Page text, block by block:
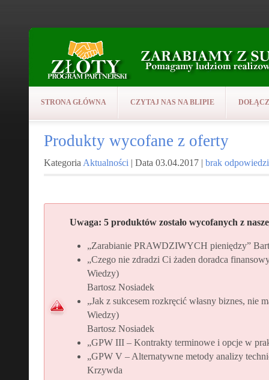
STRONA GŁÓWNA CZYTAJ NAS NA BLIPIE
Produkty wycofane z oferty
Kategoria Aktualności | Data 03.04.2017 | brak odpowiedzi
Uwaga: 5 produktów zostało wycofanych z
„Zarabianie PRAWDZIWYCH pieniędzy”
„Czego nie zdradzi Ci żaden doradca
Wiedzy)
Bartosz Nosiadek
„Jak z sukcesem rozkręcić własny biznes, nie
Wiedzy)
Bartosz Nosiadek
„GPW III – Kontrakty terminowe i opcje w
„GPW V – Alternatywne metody analizy
Krzywda